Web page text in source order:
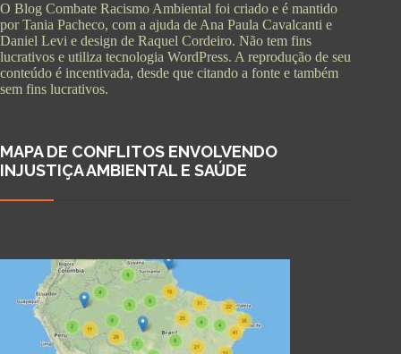
O Blog Combate Racismo Ambiental foi criado e é mantido
por Tania Pacheco, com a ajuda de Ana Paula Cavalcanti e
Daniel Levi e design de Raquel Cordeiro. Não tem fins
lucrativos e utiliza tecnologia WordPress. A reprodução de seu
conteúdo é incentivada, desde que citando a fonte e também
sem fins lucrativos.
MAPA DE CONFLITOS ENVOLVENDO
INJUSTIÇA AMBIENTAL E SAÚDE